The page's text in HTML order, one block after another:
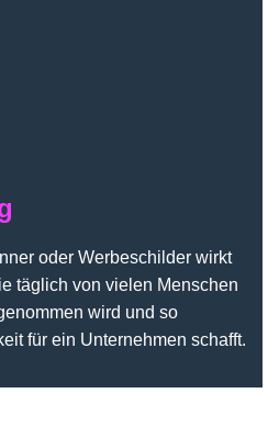
oder Werbeschilder wirkt
täglich von vielen Menschen
wird und so
für ein Unternehmen schafft.